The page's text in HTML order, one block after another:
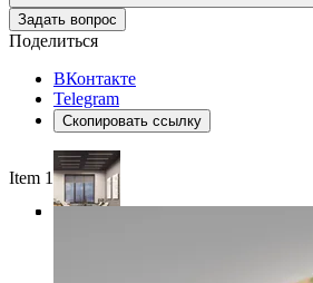
Задать вопрос
Поделиться
ВКонтакте
Telegram
Скопировать ссылку
Item 1 of 4